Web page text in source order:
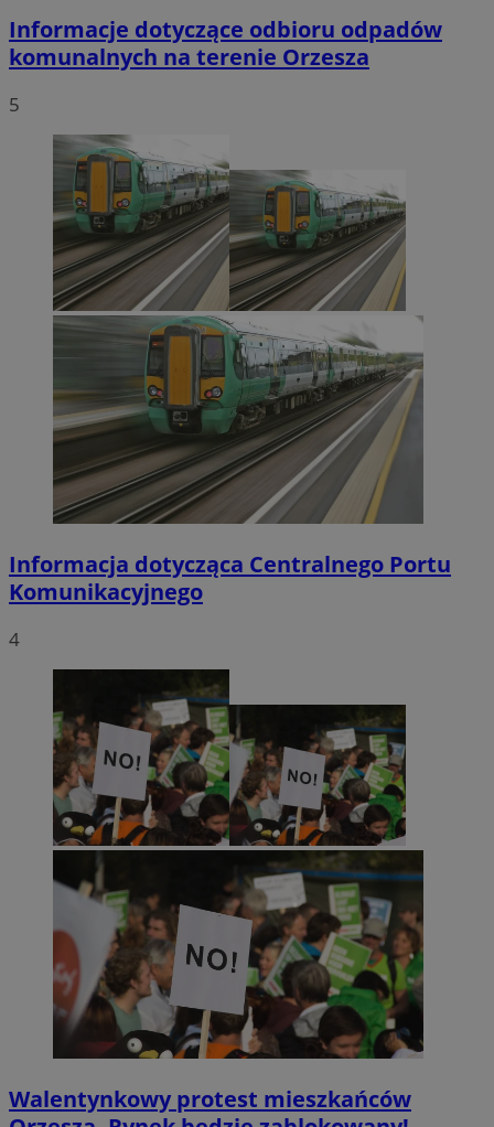
Informacje dotyczące odbioru odpadów
komunalnych na terenie Orzesza
5
Informacja dotycząca Centralnego Portu
Komunikacyjnego
4
Walentynkowy protest mieszkańców